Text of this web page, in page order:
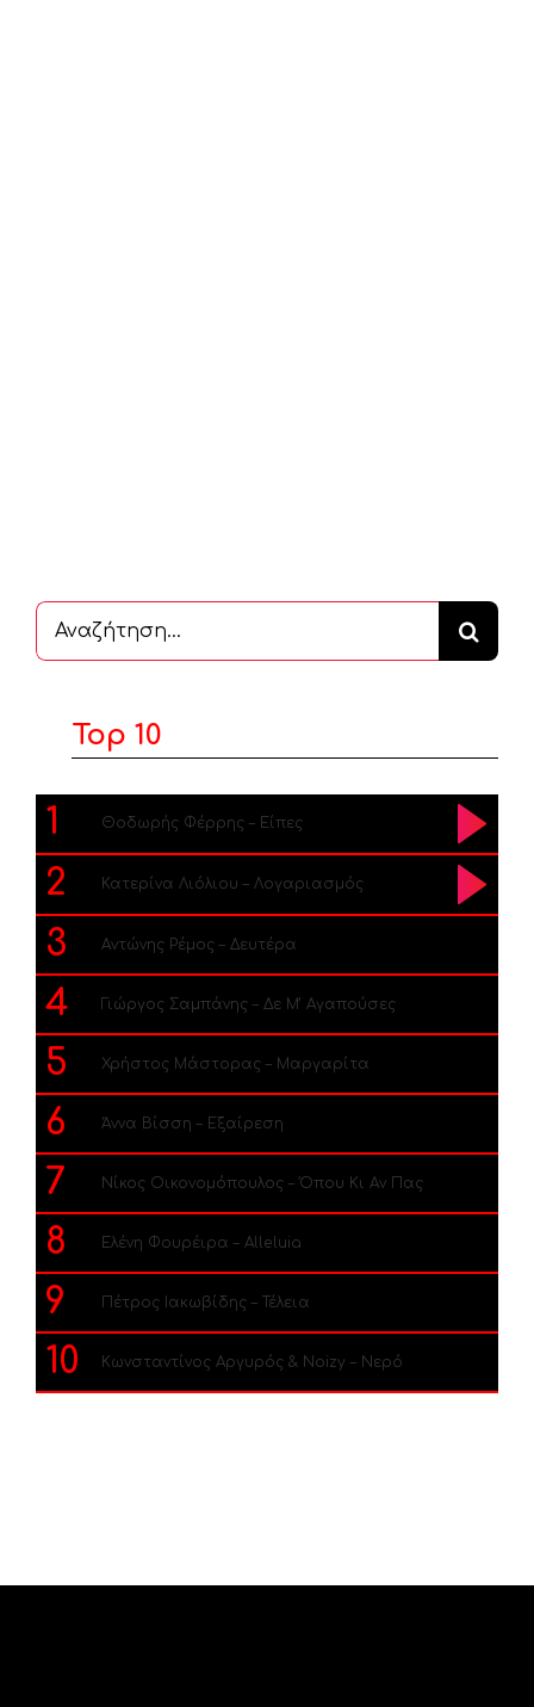
Αναζήτηση
...
Top 10
1 Θοδωρής Φέρρης – Είπες
2 Κατερίνα Λιόλιου – Λογαριασμός
3 Αντώνης Ρέμος – Δευτέρα
4 Γιώργος Σαμπάνης – Δε Μ’ Αγαπούσες
5 Χρήστος Μάστορας – Μαργαρίτα
6 Άννα Βίσση – Εξαίρεση
7 Νίκος Οικονομόπουλος – Όπου Κι Αν Πας
8 Ελένη Φουρέιρα – Alleluia
9 Πέτρος Ιακωβίδης – Τέλεια
10 Κωνσταντίνος Αργυρός & Noizy – Νερό